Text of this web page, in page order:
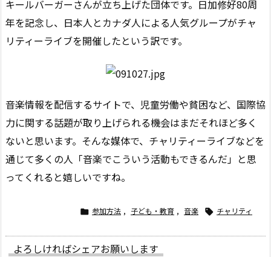
キールバーガーさんが立ち上げた団体です。日加修好80周
年を記念し、日本人とカナダ人による人気グループがチャ
リティーライブを開催したという訳です。
音楽情報を配信するサイトで、児童労働や貧困など、国際協
力に関する話題が取り上げられる機会はまだそれほど多く
ないと思います。そんな媒体で、チャリティーライブなどを
通じて多くの人「音楽でこういう活動もできるんだ」と思
ってくれると嬉しいですね。
 参加方法 , 子ども・教育 , 音楽  チャリティ
よろしければシェアお願いします